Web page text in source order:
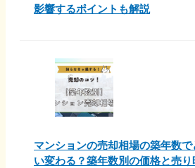
影響するポイントも解説
マンションの売却相場の築年数で
い変わる？築年数別の価格と売